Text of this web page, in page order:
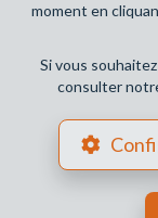
moment en
Si vous
consulter
Configuration des
POWERED BY